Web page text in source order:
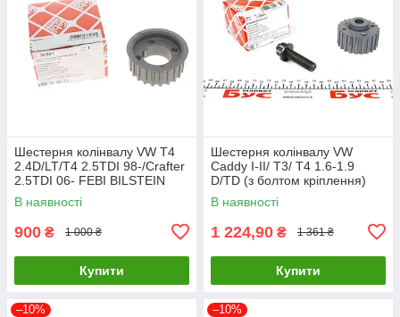
Шестерня колінвалу VW T4
2.4D/LT/T4 2.5TDI 98-/Crafter
2.5TDI 06- FEBI BILSTEIN
36581 UA61
В наявності
900 ₴ 1 000 ₴
Купити
Шестерня колінвалу VW
Caddy I-II/ T3/ T4 1.6-1.9
D/TD (з болтом кріплення)
FEBI BILSTEIN 24674 UA61
В наявності
1 224,90 ₴ 1 361 ₴
Купити
–10% –10%